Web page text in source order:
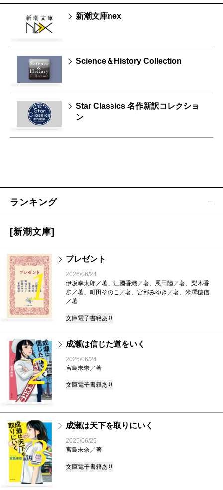
新潮文庫nex
Science＆History Collection
Star Classics 名作新訳コレクショ
ン
ランキング
[新潮文庫]
1
プレゼント
2026/06/24
伊坂幸太郎／著、江國香織／著、恩田陸／著、梨木香
歩／著、町田そのこ／著、宮部みゆき／著、米澤穂信
／著
文庫電子書籍あり
2
成瀬は信じた道をいく
2026/06/24
宮島未奈／著
文庫電子書籍あり
3
成瀬は天下を取りにいく
2025/06/25
宮島未奈／著
文庫電子書籍あり